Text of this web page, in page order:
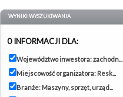
WYNIKI WYSZUKIWANIA
0 INFORMACJI DLA:
Województwo inwestora: zachodn...
Miejscowość organizatora: Resk...
Branże: Maszyny, sprzęt, urząd...